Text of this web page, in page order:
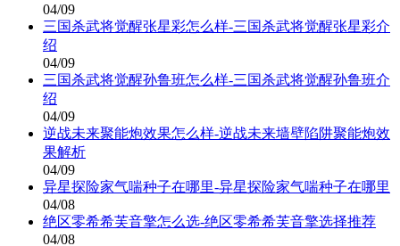
04/09
三国杀武将觉醒张星彩怎么样-三国杀武将觉醒张星彩介
绍
04/09
三国杀武将觉醒孙鲁班怎么样-三国杀武将觉醒孙鲁班介
绍
04/09
逆战未来聚能炮效果怎么样-逆战未来墙壁陷阱聚能炮效
果解析
04/09
异星探险家气喘种子在哪里-异星探险家气喘种子在哪里
04/08
绝区零希希芙音擎怎么选-绝区零希希芙音擎选择推荐
04/08